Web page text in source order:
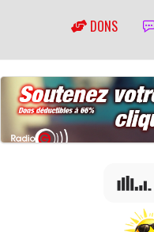
DONS